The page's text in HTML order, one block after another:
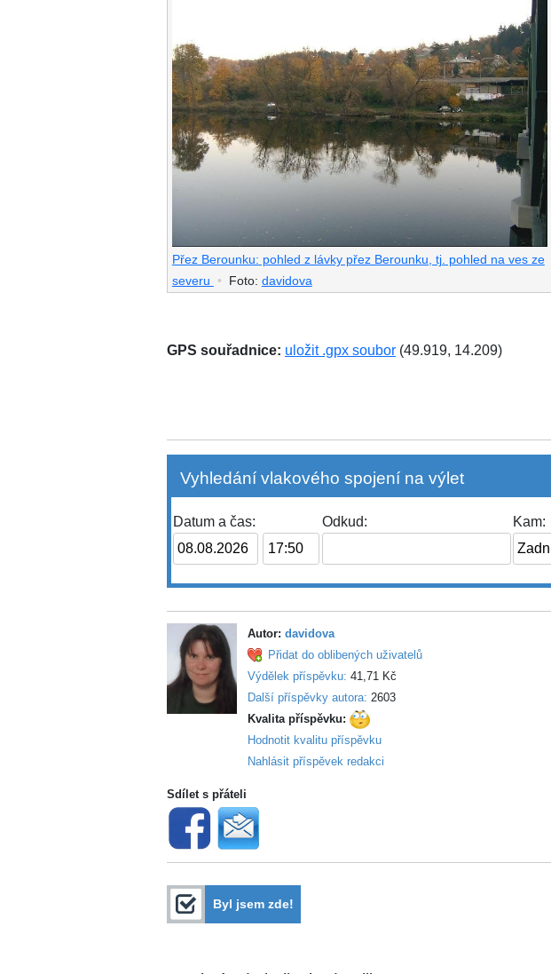
Přez Berounku: pohled z lávky přez Berounku, tj. pohled na ves ze
severu
• Foto: davidova
GPS souřadnice: uložit .gpx soubor (49.919, 14.209)
Vyhledání vlakového spojení na výlet
Datum a čas: Odkud: Kam:
Autor:davidova
Přidat do oblibených uživatelů
Výdělek příspěvku: 41,71 Kč
Další příspěvky autora: 2603
Kvalita příspěvku:
Hodnotit kvalitu příspěvku
Nahlásit příspěvek redakci
Sdílet s přáteli
Byl jsem zde!